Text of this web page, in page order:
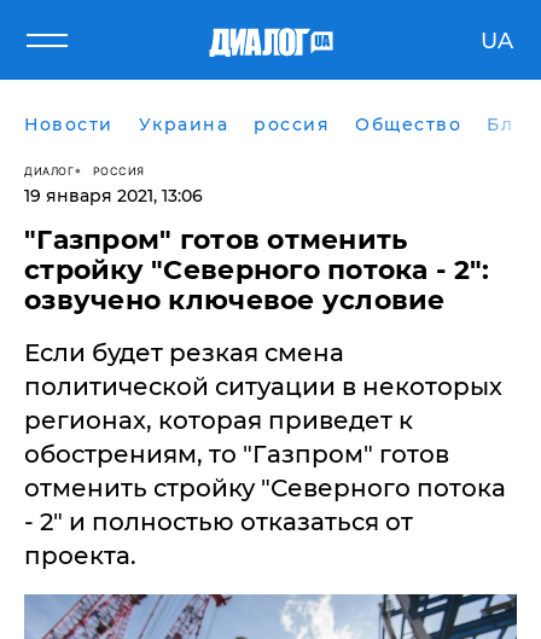
UA
Новости Украина россия Общество
ДИАЛОГ РОССИЯ
19 января 2021, 13:06
"Газпром" готов отменить
стройку "Северного потока - 2":
озвучено ключевое условие
Если будет резкая смена
политической ситуации в некоторых
регионах, которая приведет к
обострениям, то "Газпром" готов
отменить стройку "Северного потока
- 2" и полностью отказаться от
проекта.